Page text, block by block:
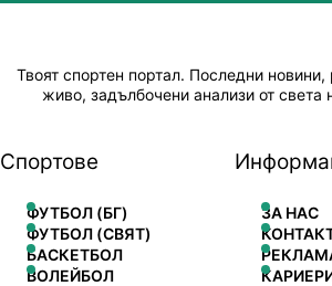
Твоят спортен портал. Последни новини,
живо, задълбочени анализи от света
Спортове
ФУТБОЛ (БГ)
ФУТБОЛ (СВЯТ)
БАСКЕТБОЛ
ВОЛЕЙБОЛ
ЗА НАС